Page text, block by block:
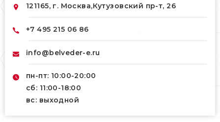
121165, г. Москва,Кутузовский пр-т, 26
+7 495 215 06 86
info@belveder-e.ru
пн-пт: 10:00-20:00
сб: 11:00-18:00
вс: выходной